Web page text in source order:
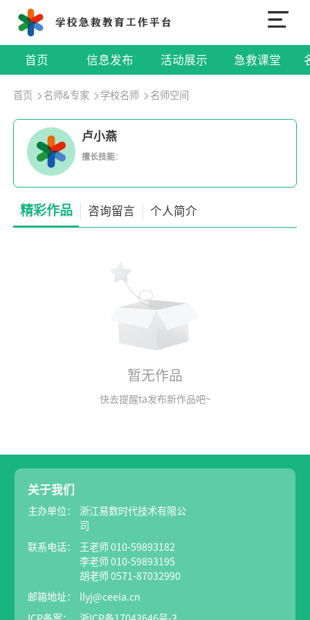
首页 信息发布 活动展示 急救课堂
首页 名师&专家 学校名师 名师空间
卢小燕
擅长技能：
精彩作品 咨询留言 个人简介
暂无作品
快去提醒ta发布新作品吧~
关于我们
主办单位：
浙江易数时代技术有限公
司
联系电话：
王老师 010-59893182
李老师 010-59893195
胡老师 0571-87032990
邮箱地址： llyj@ceeia.cn